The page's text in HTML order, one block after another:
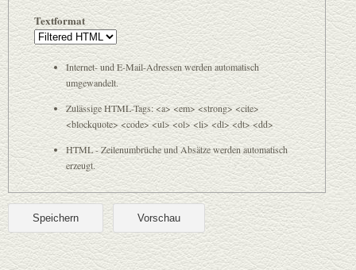
Textformat
Internet- und E-Mail-Adressen werden automatisch
umgewandelt.
Zulässige HTML-Tags: <a> <em> <strong> <cite>
<blockquote> <code> <ul> <ol> <li> <dl> <dt> <dd>
HTML - Zeilenumbrüche und Absätze werden automatisch
erzeugt.